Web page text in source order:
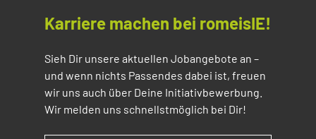
Karriere machen bei romeisIE!
Sieh Dir unsere aktuellen Jobangebote an –
und wenn nichts Passendes dabei ist, freuen
wir uns auch über Deine Initiativbewerbung.
Wir melden uns schnellstmöglich bei Dir!